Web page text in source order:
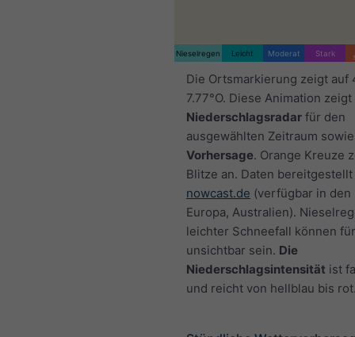
Nieselregen Leicht Moderat Stark
Die Ortsmarkierung zeigt auf
7.77°O. Diese Animation zeigt
Niederschlagsradar für den
ausgewählten Zeitraum
Vorhersage. Orange Kreuze
Blitze an. Daten
nowcast.de (verfügbar in den
Europa, Australien).
leichter Schneefall können
unsichtbar sein. Die
Niederschlagsintensität ist
und reicht von hellblau bis